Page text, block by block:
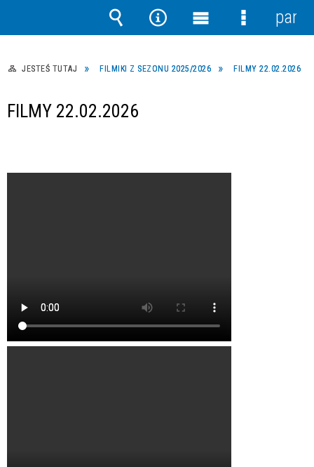
JESTEŚ TUTAJ FILMIKI Z SEZONU 2025/2026 FILMY 22.02.2026
FILMY 22.02.2026
Wyszukiwarka
Narzędzia
Menu Menu
panel